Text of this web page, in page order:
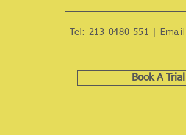
Tel: 213 0480 551 |
Book A